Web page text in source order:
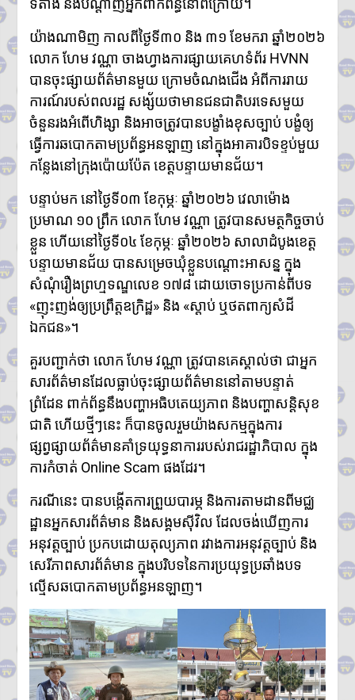
ទីតាំង និងបណ្តាញអ្នកពាក់ព័ន្ធនៅពីក្រោយ។
យ៉ាងណាមិញ កាលពីថ្ងៃទី៣០ និង ៣១ ខែមករា ឆ្នាំ២០២៦
លោក ហែម វណ្ណា ចាងហ្វាងការផ្សាយគេហទំព័រ HVNN
បានចុះផ្សាយព័ត៌មានមួយ ក្រោមចំណងជើង អំពីការរាយ
ការណ៍របស់ពលរដ្ឋ សង្ស័យថាមានជនជាតិបរទេសមួយ
ចំនួនរងអំពើហិង្សា និងអាចត្រូវបានបង្ខាំងខុសច្បាប់ បង្ខំឲ្យ
ធ្វើការឆបោកតាមប្រព័ន្ធអនឡាញ នៅក្នុងអាគារបិទខ្ទប់មួយ
កន្លែងនៅក្រុងប៉ោយប៉ែត ខេត្តបន្ទាយមានជ័យ។
បន្ទាប់មក នៅថ្ងៃទី០៣ ខែកុម្ភៈ ឆ្នាំ២០២៦ វេលាម៉ោង
ប្រមាណ ១០ ព្រឹក លោក ហែម វណ្ណា ត្រូវបានសមត្ថកិច្ចចាប់
ខ្លួន ហើយនៅថ្ងៃទី០៤ ខែកុម្ភៈ ឆ្នាំ២០២៦ សាលាដំបូងខេត្ត
បន្ទាយមានជ័យ បានសម្រេចឃុំខ្លួនបណ្តោះអាសន្ន ក្នុង
សំណុំរឿងព្រហ្មទណ្ឌលេខ ១៧៨ ដោយចោទប្រកាន់ពីបទ
«ញុះញង់ឲ្យប្រព្រឹត្តឧក្រិដ្ឋ» និង «ស្តាប់ ឬថតពាក្យសំដី
ឯកជន»។
គួរបញ្ជាក់ថា លោក ហែម វណ្ណា ត្រូវបានគេស្គាល់ថា ជាអ្នក
សារព័ត៌មានដែលធ្លាប់ចុះផ្សាយព័ត៌មាននៅតាមបន្ទាត់
ព្រំដែន ពាក់ព័ន្ធនឹងបញ្ហាអធិបតេយ្យភាព និងបញ្ហាសន្តិសុខ
ជាតិ ហើយថ្មីៗនេះ ក៏បានចូលរួមយ៉ាងសកម្មក្នុងការ
ផ្សព្វផ្សាយព័ត៌មានគាំទ្រយុទ្ធនាការរបស់រាជរដ្ឋាភិបាល ក្នុង
ការកំចាត់ Online Scam ផងដែរ។
ករណីនេះ បានបង្កើតការព្រួយបារម្ភ និងការតាមដានពីមជ្ឈ
ដ្ឋានអ្នកសារព័ត៌មាន និងសង្គមស៊ីវិល ដែលចង់ឃើញការ
អនុវត្តច្បាប់ ប្រកបដោយតុល្យភាព រវាងការអនុវត្តច្បាប់ និង
សេរីភាពសារព័ត៌មាន ក្នុងបរិបទនៃការប្រយុទ្ធប្រឆាំងបទ
ល្មើសឆបោកតាមប្រព័ន្ធអនឡាញ។